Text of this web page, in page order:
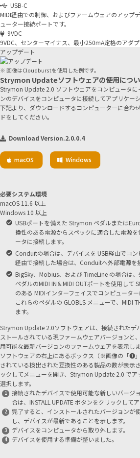
USB-C
MIDI経由での制御、およびファームウェアのアップ
ューター接続ポートです。
9VDC
9VDC、センターマイナス、最小250mA定格のアダ
アップデート
※ 画像はCloudburstを使用した例です。
Strymon Updateソフトウェアの使用につ
Strymon Update 2.0 ソフトウェアをコンピュータ
ンのデバイスをコンピュータに接続してアプリケー
下記より、ダウンロードするコンピューターに合わ
ドをしてください。
Download Version.2.0.0.4
macOS Windows
必要システム環境
macOS 11.6 以上
Windows 10 以上
USBポートを備えた Strymon ペダルまたは
換性のある電源からスペックに適合した電源を
ータに接続します。
Conduitの場合は、デバイスを USB経由でコン
経由で接続した場合は、Conduitへ外部電源を
BigSky、Mobius、および TimeLine の場合は、
ペダルのMIDI IN＆MIDI OUTポートを使用し
のある MIDIインターフェイスでコンピューター
これらのペダルの GLOBLS メニューで、MIDI
ます。
Strymon Update 2.0ソフトウェアは、接続されたデ
ストールされている現ファームウェアバージョンと
用可能な最新バージョンのファームウェアを表示しま
ソフトウェアの右上にあるボックス（※画像の「❶
されている検出された互換性のある製品の数が表示
ックしてメニューを開き、Strymon Update 2.0 で
選択します。
接続されたデバイスで使用可能な新しいバージ
合は、INSTALL UPDATE ボタンをクリックして
完了すると、インストールされたバージョンが
し、デバイスが最新であることを示します。
デバイスをコンピュータから取り外します。
デバイスを使用する準備が整いました。